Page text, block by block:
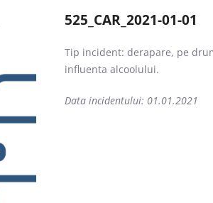
525_CAR_2021-01-01
Tip incident: derapare, pe
influenta alcoolului.
Data incidentului: 01.01.2021